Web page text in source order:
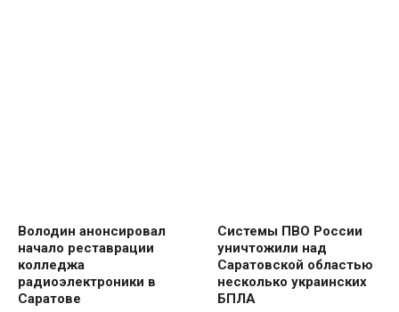
Володин анонсировал
начало реставрации
колледжа
радиоэлектроники в
Саратове
Системы ПВО России
уничтожили над
Саратовской областью
несколько украинских
БПЛА